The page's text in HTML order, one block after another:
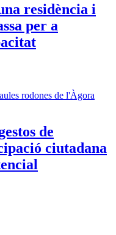
residència i
per a
de
ciutadana